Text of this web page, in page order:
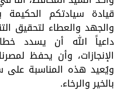
قيادة سيادتكم
والجهد والعطاء لتحقيق
داعياً الله أن يسدد
الإنجازات، وأن يحفظ
ويُعيد هذه المناسبة
بالخير والرخاء.